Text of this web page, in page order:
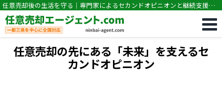
任意売却後の生活を守る｜専門家によるセカンドオピニオンと継続支援｜
任意売却専門｜競売・住宅ローン滞納の相談なら任意売却エージェン
ト.com
任意売却の先にある「未来」を支えるセ
カンドオピニオン